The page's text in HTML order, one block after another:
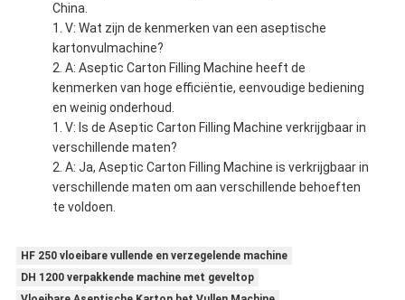
China.
V: Wat zijn de kenmerken van een aseptische
kartonvulmachine?
A: Aseptic Carton Filling Machine heeft de
kenmerken van hoge efficiëntie, eenvoudige bediening
en weinig onderhoud.
V: Is de Aseptic Carton Filling Machine verkrijgbaar in
verschillende maten?
A: Ja, Aseptic Carton Filling Machine is verkrijgbaar in
verschillende maten om aan verschillende behoeften
te voldoen.
HF 250 vloeibare vullende en verzegelende machine
DH 1200 verpakkende machine met geveltop